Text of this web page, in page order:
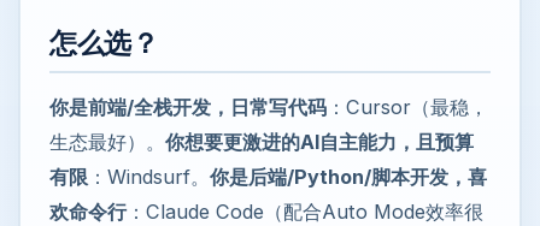
怎么选？
你是前端/全栈开发，日常写代码 ：Cursor（最稳，
生态最好）。 你想要更激进的AI自主能力，且预算
有限 ：Windsurf。 你是后端/Python/脚本开发，喜
欢命令行：Claude Code（配合Auto Mode效率很